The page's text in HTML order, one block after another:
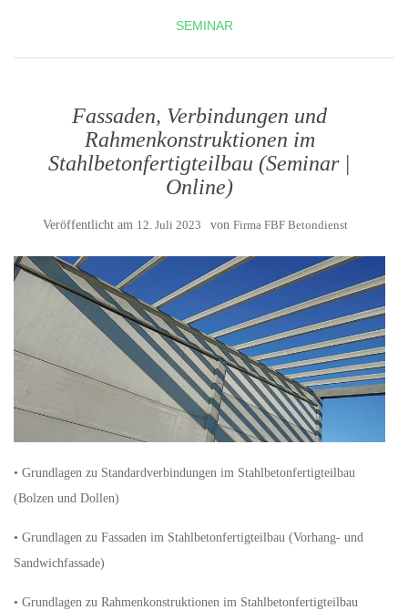
SEMINAR
Fassaden, Verbindungen und
Rahmenkonstruktionen im
Stahlbetonfertigteilbau (Seminar |
Online)
Veröffentlicht am 12. Juli 2023 von Firma FBF Betondienst
• Grundlagen zu Standardverbindungen im Stahlbetonfertigteilbau
(Bolzen und Dollen)
• Grundlagen zu Fassaden im Stahlbetonfertigteilbau (Vorhang- und
Sandwichfassade)
• Grundlagen zu Rahmenkonstruktionen im Stahlbetonfertigteilbau